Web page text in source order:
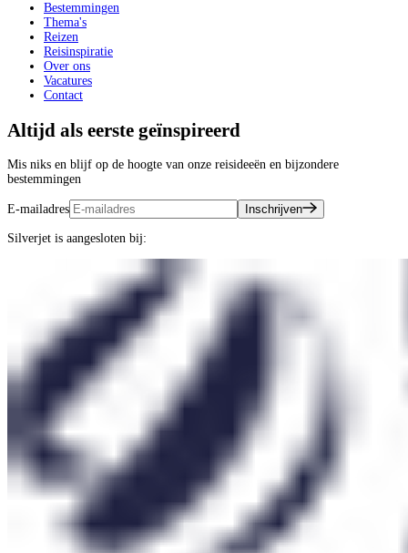
Bestemmingen
Thema's
Reizen
Reisinspiratie
Over ons
Vacatures
Contact
Altijd als eerste geïnspireerd
Mis niks en blijf op de hoogte van onze reisideeën en bijzondere
bestemmingen
E-mailadres Inschrijven
Silverjet is aangesloten bij: